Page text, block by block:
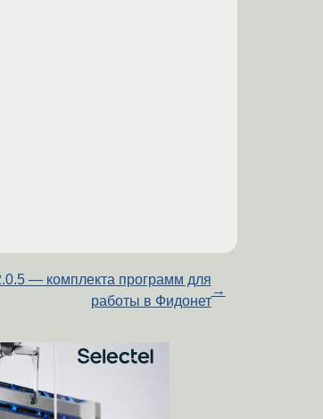
— комплекта программ для
работы в Фидонет
→